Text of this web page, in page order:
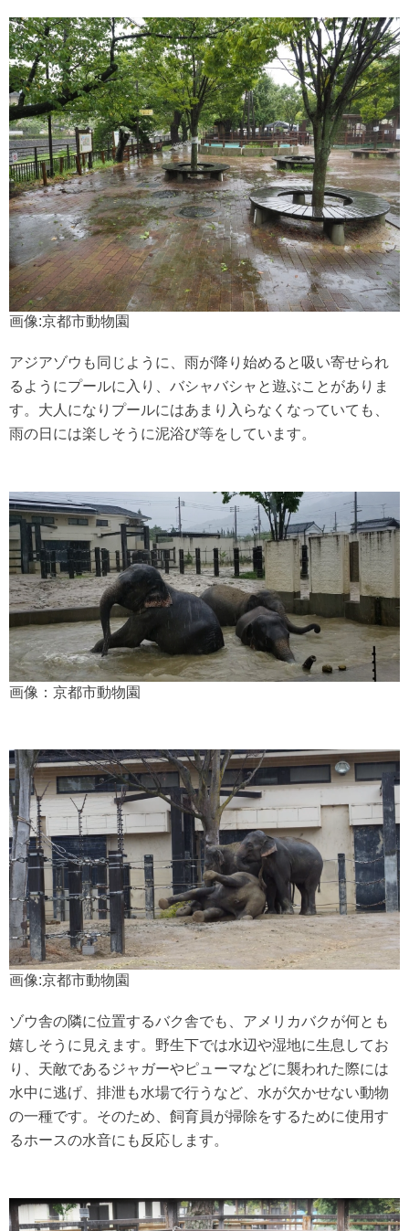
画像:京都市動物園
アジアゾウも同じように、雨が降り始めると吸い寄せられ
るようにプールに入り、バシャバシャと遊ぶことがありま
す。大人になりプールにはあまり入らなくなっていても、
雨の日には楽しそうに泥浴び等をしています。
画像：京都市動物園
画像:京都市動物園
ゾウ舎の隣に位置するバク舎でも、アメリカバクが何とも
嬉しそうに見えます。野生下では水辺や湿地に生息してお
り、天敵であるジャガーやピューマなどに襲われた際には
水中に逃げ、排泄も水場で行うなど、水が欠かせない動物
の一種です。そのため、飼育員が掃除をするために使用す
るホースの水音にも反応します。